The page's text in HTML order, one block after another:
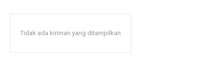
Tidak ada kiriman yang ditampilkan